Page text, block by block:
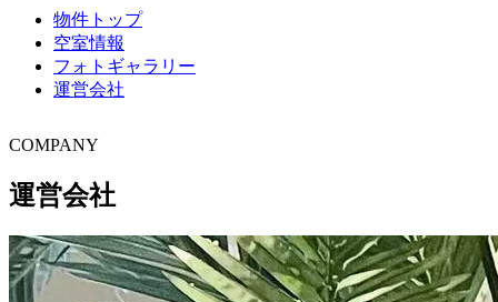
物件トップ
空室情報
フォト ギャラリー
運営会社
COMPANY
運営会社